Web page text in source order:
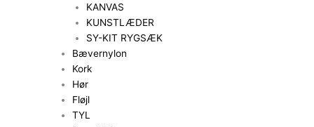
KANVAS
KUNSTLÆDER
SY-KIT RYGSÆK
Bævernylon
Kork
Hør
Fløjl
TYL